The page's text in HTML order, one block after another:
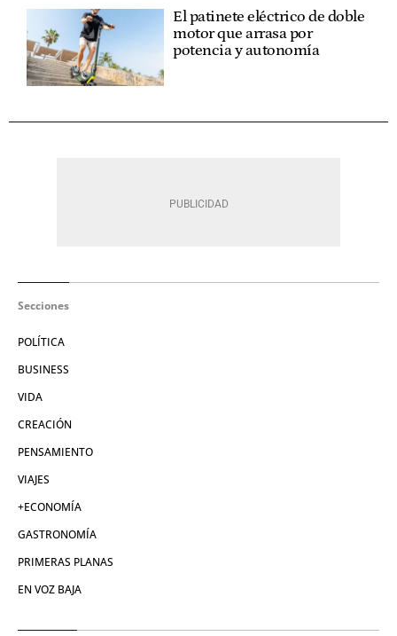
El patinete eléctrico de doble
motor que arrasa por
potencia y autonomía
Secciones
POLÍTICA
BUSINESS
VIDA
CREACIÓN
PENSAMIENTO
VIAJES
+ECONOMÍA
GASTRONOMÍA
PRIMERAS PLANAS
EN VOZ BAJA